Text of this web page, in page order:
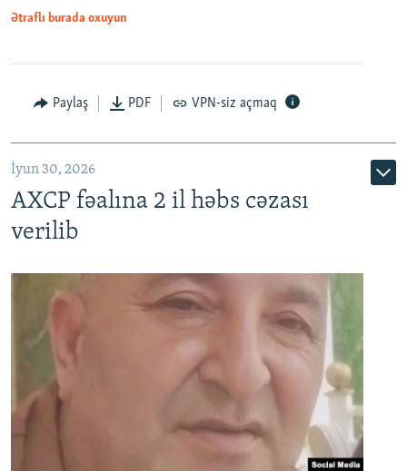
Ətraflı burada oxuyun
Paylaş PDF VPN-siz açmaq
İyun 30, 2026
AXCP fəalına 2 il həbs cəzası
verilib